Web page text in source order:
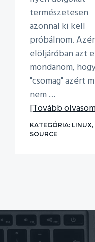
természetesen
azonnal ki kell
próbálnom.
elöljáróban azt
mondanom,
"csomag" azért
nem …
[Tovább
KATEGÓRIA: LINUX,
SOURCE